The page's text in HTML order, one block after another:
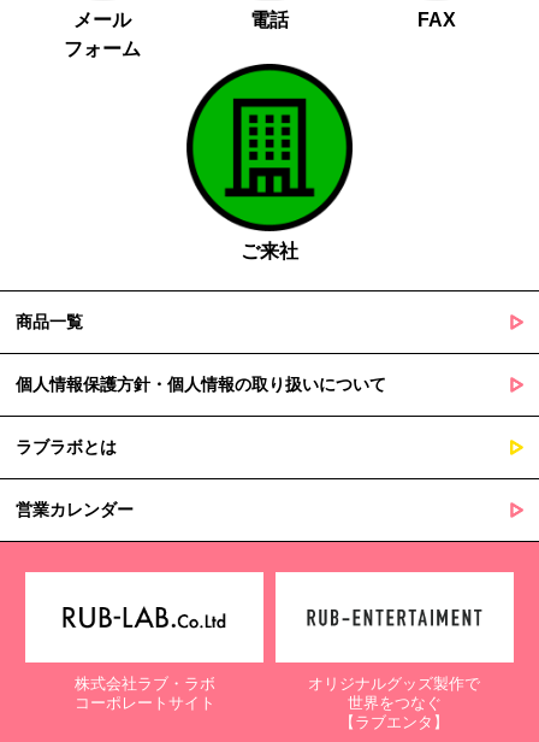
人の生命、身体又は財産の保護にために必要がある場合であっ
て、本人の同意を得る事が困難であるとき
公衆衛生の向上又は児童の健全な育成の推進のために特に必要
がある場合であって、本人の同意を得る事が困難であるとき
国の機関若しくは地方公共団体又はその委託を受けた者が法令
の定める事務を遂行することに対して協力する必要がある場合
であって、本人の同意を得ることによって当該事務の遂行に支
障を及ぼすおそれがあるとき
当社は個人情報の取扱業務の全部または一部を外部に業務委託する
その際、弊社は、個人情報を適切に保護できる管理体制を敷き実行
していることを条件として委託先を厳選したうえで、機密保持契約
を委託先と締結し、お客様の個人情報を厳密に管理させます。
６. 個人情報（保有個人データを含む）の利用目的通知、開示・訂
正等、利用停止等の請求
情報の利用目的の通知、開示、訂正・追加・削除、利用停止・消去
たします。これらの請求は、次の窓口にて受け付けております。
〒761-0323 香川県高松市亀田町90-1
株式会社ラブ・ラボ
メール
フォーム
電話 FAX
ご来社
商品一覧
個人情報保護方針・個人情報の取り扱いについて
ラブラボとは
営業カレンダー
株式会社ラブ・ラボ
コーポレートサイト
オリジナルグッズ製作で
世界をつなぐ
【ラブエンタ】